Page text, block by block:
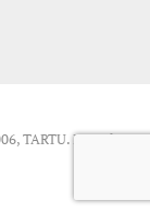
TARTU. Kontakt: